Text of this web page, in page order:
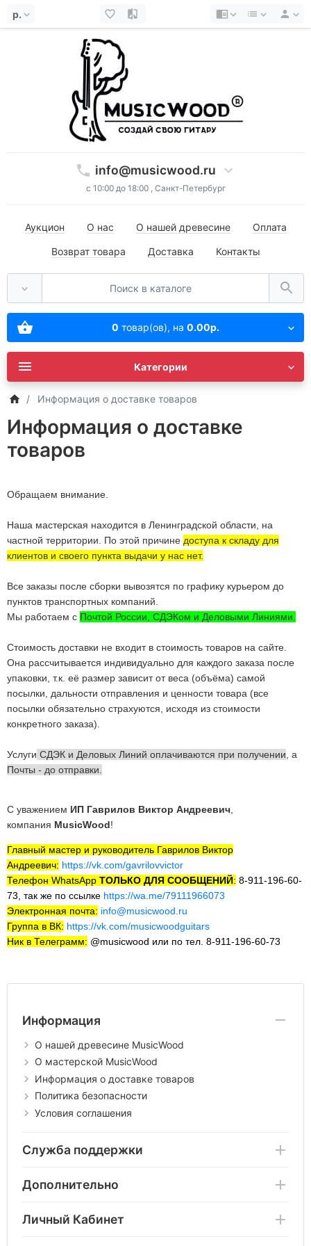
р.
info@musicwood.ru
с 10:00 до 18:00 , Санкт-Петербург
Аукцион О нас О нашей древесине Оплата
Возврат товара Доставка Контакты
0 товар(ов), на 0.00р.
Категории
Информация о доставке товаров
Информация о доставке
товаров
Обращаем внимание.
Наша мастерская находится в Ленинградской области, на
частной территории. По этой причине доступа к складу для
клиентов и своего пункта выдачи у нас нет.
Все заказы после сборки вывозятся по графику курьером до
пунктов транспортных компаний.
Мы работаем с Почтой России, СДЭКом и Деловыми Линиями.
Стоимость доставки не входит в стоимость товаров на сайте.
Она рассчитывается индивидуально для каждого заказа после
упаковки, т.к. её размер зависит от веса (объёма) самой
посылки, дальности отправления и ценности товара (все
посылки обязательно страхуются, исходя из стоимости
конкретного заказа).
Услуги СДЭК и Деловых Линий оплачиваются при получении , а
Почты - до отправки.
С уважением ИП Гаврилов Виктор Андреевич
компания MusicWood!
Главный мастер и руководитель Гаврилов Виктор
Андреевич: https://vk.com/gavrilovvictor
Телефон WhatsApp ТОЛЬКО ДЛЯ СООБЩЕНИЙ: 8-911-196-60-
73, так же по ссылке https://wa.me/79111966073
Электронная почта: info@musicwood.ru
Группа в ВК: https://vk.com/musicwoodguitars
Ник в Телеграмм: @musicwood или по тел. 8-911-196-60-73
Информация
О нашей древесине MusicWood
О мастерской MusicWood
Информация о доставке товаров
Политика безопасности
Условия соглашения
Служба поддержки
Дополнительно
Личный Кабинет